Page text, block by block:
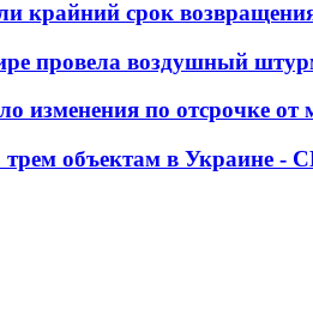
крайний срок
провела воздушный
изменения по отсрочке от
трем объектам в Украине -